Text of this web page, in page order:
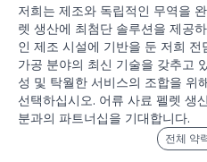
저희는 제조와 독립적인 무역을
렛 생산에 최첨단 솔루션을 제공
인 제조 시설에 기반을 둔 저희
가공 분야의 최신 기술을 갖추고
성 및 탁월한 서비스의 조합을
선택하십시오. 어류 사료 펠렛 생
분과의 파트너십을 기대합니다.
전체 약